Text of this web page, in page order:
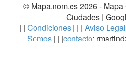
© Mapa.nom.es 2026 - Mapa
Ciudades |
| | Condiciones| | | Aviso Legal
Somos | | |contacto: